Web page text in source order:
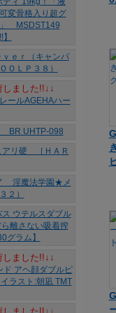
しました!!↓↓
しました!!↓↓